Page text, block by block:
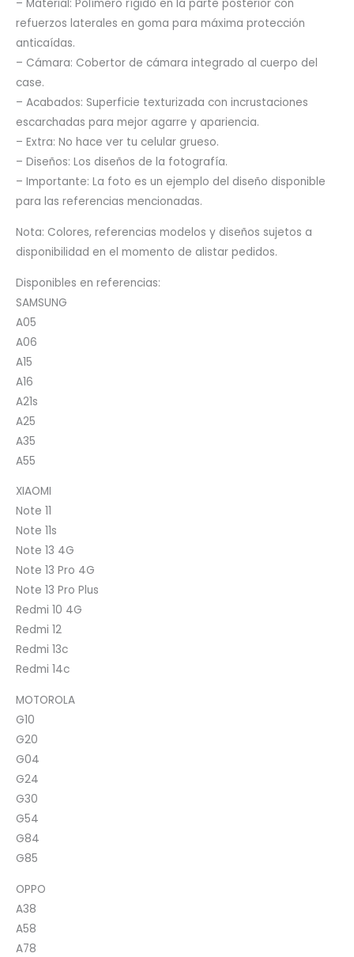
– Material: Polímero rígido en la parte posterior con
refuerzos laterales en goma para máxima protección
anticaídas.
– Cámara: Cobertor de cámara integrado al cuerpo del
case.
– Acabados: Superficie texturizada con incrustaciones
escarchadas para mejor agarre y apariencia.
– Extra: No hace ver tu celular grueso.
– Diseños: Los diseños de la fotografía.
– Importante: La foto es un ejemplo del diseño disponible
para las referencias mencionadas.
Nota: Colores, referencias modelos y diseños sujetos a
disponibilidad en el momento de alistar pedidos.
Disponibles en referencias:
SAMSUNG
A05
A06
A15
A16
A21s
A25
A35
A55
XIAOMI
Note 11
Note 11s
Note 13 4G
Note 13 Pro 4G
Note 13 Pro Plus
Redmi 10 4G
Redmi 12
Redmi 13c
Redmi 14c
MOTOROLA
G10
G20
G04
G24
G30
G54
G84
G85
OPPO
A38
A58
A78